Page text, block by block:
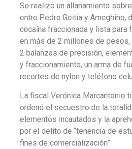
Se realizó un allanamiento
entre Pedro Goitía y Ameghino,
cocaína fraccionada y lista para
en más de 2 millones de
2 balanzas de precisión,
y fraccionamiento, un arma de
recortes de nylon y teléfono
La fiscal Verónica Marcantonio
ordenó el secuestro de la
elementos incautados y la
por el delito de “tenencia de
fines de comercialización”.